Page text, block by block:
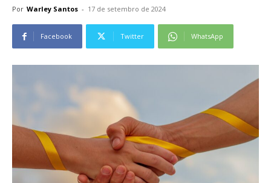
Por Warley Santos - 17 de setembro de 2024
Facebook Twitter WhatsApp